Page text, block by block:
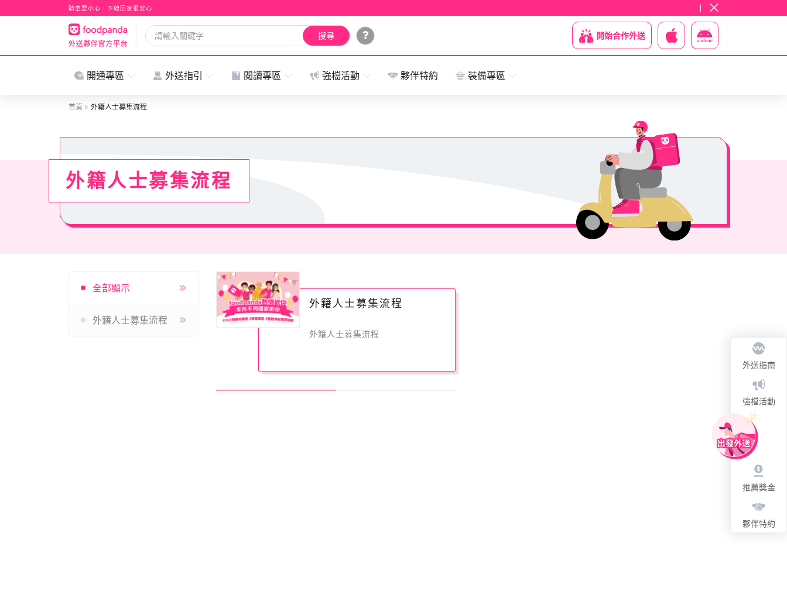
騎車要小心，下線回家很安心
開通專區 外送指引 閱讀專區 強檔活動 夥伴特約 裝備專區
搜尋
加碼活動 外送範圍
營運中心開放時間底加啦！
開始合作外送
首頁 外籍人士募集流程
外籍人士募集流程
全部顯示
外籍人士募集流程
外籍人士募集流程
外籍人士募集流程
外送指南
強檔活動
推薦獎金
夥伴特約